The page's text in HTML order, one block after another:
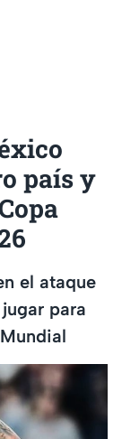
país y
el ataque
para